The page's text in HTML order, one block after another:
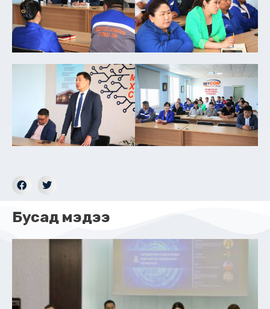
Бусад мэдээ